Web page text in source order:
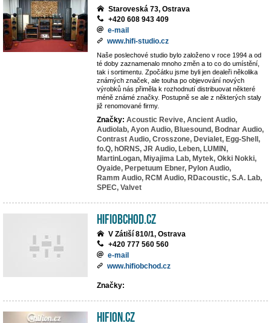
Staroveská 73, Ostrava
+420 608 943 409
e-mail
www.hifi-studio.cz
Naše poslechové studio bylo založeno v roce 1994 a od
té doby zaznamenalo mnoho změn a to co do umístění,
tak i sortimentu. Zpočátku jsme byli jen dealeři několika
známých značek, ale touha po objevování nových
výrobků nás přiměla k rozhodnutí distribuovat některé
méně známé značky. Postupně se ale z některých staly
již renomované firmy.
Značky: Acoustic Revive, Ancient Audio,
Audiolab, Ayon Audio, Bluesound, Bodnar Audio,
Contrast Audio, Crosszone, Devialet, Egg-Shell,
fo.Q, hORNS, JR Audio, Leben, LUMIN,
MartinLogan, Miyajima Lab, Mytek, Okki Nokki,
Oyaide, Perpetuum Ebner, Pylon Audio,
Ramm Audio, RCM Audio, RDacoustic, S.A. Lab,
SPEC, Valvet
HiFiobchod.cz
V Zátiší 810/1, Ostrava
+420 777 560 560
e-mail
www.hifiobchod.cz
Značky:
hifion.cz